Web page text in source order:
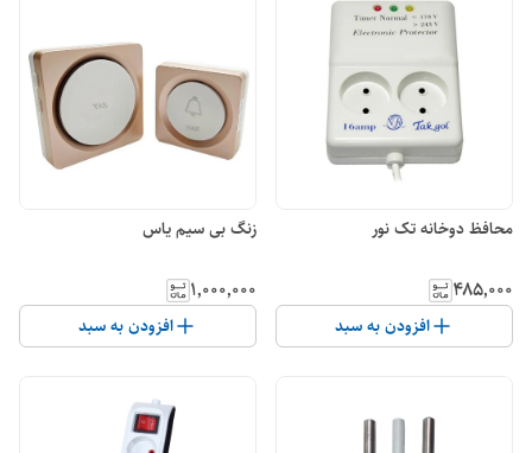
محافظ دوخانه تک نور
۴۸۵٬۰۰۰
افزودن به سبد
زنگ بی سیم یاس
۱٬۰۰۰٬۰۰۰
افزودن به سبد